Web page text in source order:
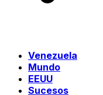
Venezuela
Mundo
EEUU
Sucesos